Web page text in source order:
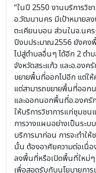
“ในปี 2550 งานบริการวิช
อ.วัฒนานคร มีเป้าหมายล
ตะเคียนบอน ส่วนในจ.น
ปีงบประมาณ2556 ยังคง
ไปสู่ตำบลอื่นๆ ได้อีก 2 ตำ
จังหวัดสระแก้ว และอ.อง
ขยายพื้นที่ออกไปอีก แต่ใ
แต่สามารถขยายพื้นที่ออก
และออกนอกพื้นที่อ.องครัก
ให้บริการวิชาการแก่ชุมช
การวางแผนอย่างเป็นระ
บริการมาก่อน การจะทำใ
นั้น ต้องอาศัยความต่อเนื่อ
ลงพื้นที่หรือเปิดพื้นที่ใหม่ๆ
เพื่อสอดรับกับนโยบายกา